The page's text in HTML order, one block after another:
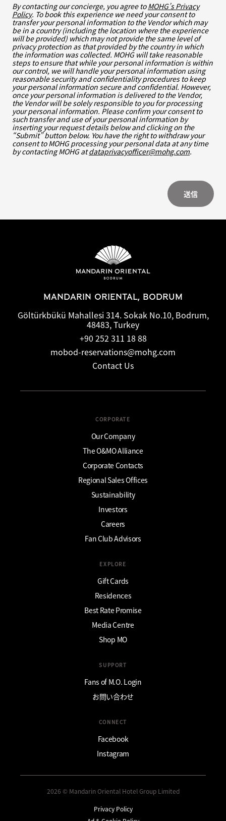
By contacting our concierge, you agree toMOHG’s Privacy
Policy. To book this experience we need your consent to
transfer your personal information to the Vendor which may
be in a country (including the location where the experience
will be provided) which may not provide the same level of
privacy protection as that provided by the country in which
the information was collected. MOHG will take reasonable
steps to ensure that while your personal information is within
our control, we will handle your personal information using
reasonable security and confidentiality procedures to keep
your personal information secure and confidential. However,
once your personal information is delivered to the Vendor,
the Vendor will be solely responsible to you for processing
your personal information. Please confirm your consent to
such transfer and use of your personal information by
inserting your request details below and clicking on the
“Submit” button below. You have the right to withdraw your
consent to MOHG processing your personal data at any time
by contacting MOHG atdataprivacyofficer@mohg.com.
送信
MANDARIN ORIENTAL, BODRUM
Göltürkbükü Mahallesi 314. Sokak No.10, Bodrum,
48483, Turkey
+90 252 311 18 88
mobod-reservations@mohg.com
Contact Us
CORPORATE
Our Company
The O&MO Alliance
Corporate Contacts
Regional Sales Offices
Sustainability
Investors
Careers
Fan Club Advisors
EXPLORE
Gift Cards
Residences
Best Rate Promise
Media Centre
Shop MO
SUPPORT
Fans of M.O. Login
お問い合わせ
CONNECT
Facebook
Instagram
2026 © Mandarin Oriental Hotel Group Limited
Privacy Policy